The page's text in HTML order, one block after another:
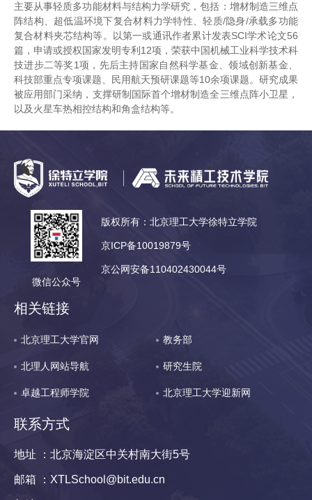
主要从事轻质多功能材料与结构力学研究，包括：增材制造三维点
阵结构、超低温环境下复合材料力学特性、轻质/隐身/承载多功能
复合材料夹芯结构等。以第一或通讯作者累计发表SCI学术论文56
篇，申请或授权国家发明专利12项，荣获中国机械工业科学技术科
技进步二等奖1项，先后主持国家自然科学基金、领域创新基金、
科技部重点专项课题、民用航天预研课题等10余项课题。研究成果
被应用部门采纳，支撑研制国际首个增材制造全三维点阵小卫星，
以及火星车热相控结构和角盒结构等。
微信公众号
版权所有：北京理工大学徐特立学院
京ICP备10019879号
京公网安备110402430044号
相关链接
北京理工大学官网 教务部
北理人网站导航 研究生院
卓越工程师学院 北京理工大学迎新网
联系方式
地址 ：北京海淀区中关村南大街5号
邮箱 ：XTLSchool@bit.edu.cn